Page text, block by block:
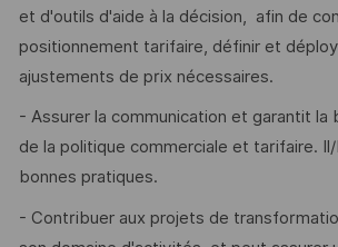
et d'outils d'aide à la décision, afin de
positionnement tarifaire, définir et
ajustements de prix nécessaires.
- Assurer la communication et garantit la
de la politique commerciale et tarifaire.
bonnes pratiques.
- Contribuer aux projets de